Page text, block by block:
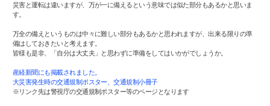
災害と運転は違いますが、万が一に備えるという意味では似た部分もあるかと思いま
す。
万全の備えというものは中々に難しい部分もあるかと思われますが、出来る限りの準
備はしておきたいと考えます。
皆様も是非、「自分は大丈夫」と思わずに準備をしてはいかがでしょうか。
産経新聞にも掲載されました。
大災害発生時の交通規制ポスター、交通規制小冊子
※リンク先は警視庁の交通規制ポスター等のページとなります